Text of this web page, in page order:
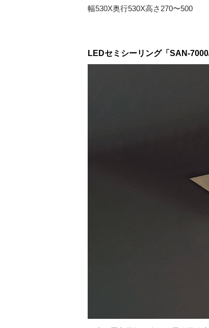
幅530X奥行530X高さ270〜500
LEDセミシーリング「SAN-7000/